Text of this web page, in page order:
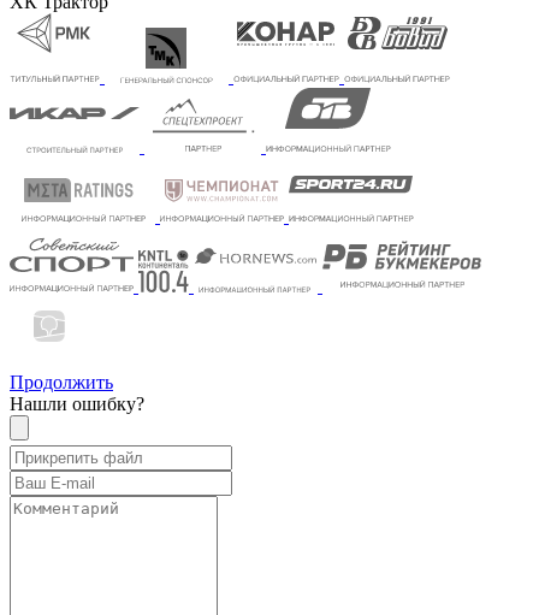
Продолжить
Нашли ошибку?